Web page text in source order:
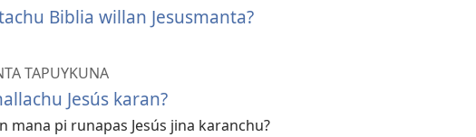
Biblia willan Jesusmanta?
TAPUYKUNA
Jesús karan?
mana pi runapas Jesús jina karanchu?